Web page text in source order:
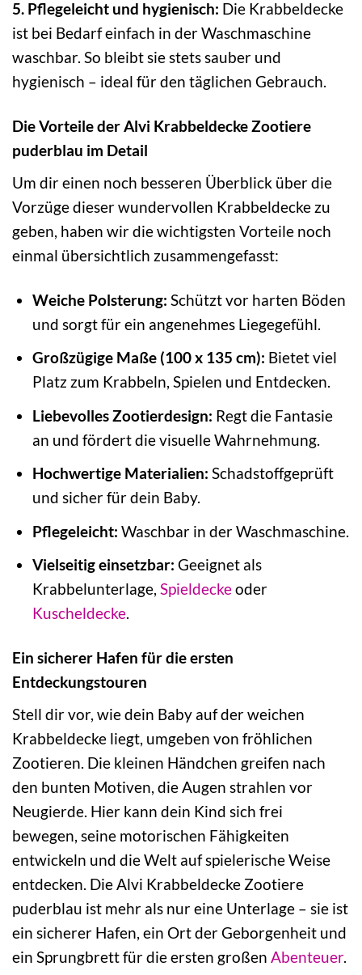
5. Pflegeleicht und hygienisch: Die Krabbeldecke
ist bei Bedarf einfach in der Waschmaschine
waschbar. So bleibt sie stets sauber und
hygienisch – ideal für den täglichen Gebrauch.
Die Vorteile der Alvi Krabbeldecke Zootiere
puderblau im Detail
Um dir einen noch besseren Überblick über die
Vorzüge dieser wundervollen Krabbeldecke zu
geben, haben wir die wichtigsten Vorteile noch
einmal übersichtlich zusammengefasst:
Weiche Polsterung: Schützt vor harten Böden
und sorgt für ein angenehmes Liegegefühl.
Großzügige Maße (100 x 135 cm): Bietet viel
Platz zum Krabbeln, Spielen und Entdecken.
Liebevolles Zootierdesign: Regt die Fantasie
an und fördert die visuelle Wahrnehmung.
Hochwertige Materialien: Schadstoffgeprüft
und sicher für dein Baby.
Pflegeleicht: Waschbar in der Waschmaschine.
Vielseitig einsetzbar: Geeignet als
Krabbelunterlage, Spieldeckeoder
Kuscheldecke.
Ein sicherer Hafen für die ersten
Entdeckungstouren
Stell dir vor, wie dein Baby auf der weichen
Krabbeldecke liegt, umgeben von fröhlichen
Zootieren. Die kleinen Händchen greifen nach
den bunten Motiven, die Augen strahlen vor
Neugierde. Hier kann dein Kind sich frei
bewegen, seine motorischen Fähigkeiten
entwickeln und die Welt auf spielerische Weise
entdecken. Die Alvi Krabbeldecke Zootiere
puderblau ist mehr als nur eine Unterlage – sie ist
ein sicherer Hafen, ein Ort der Geborgenheit und
ein Sprungbrett für die ersten großen Abenteuer.